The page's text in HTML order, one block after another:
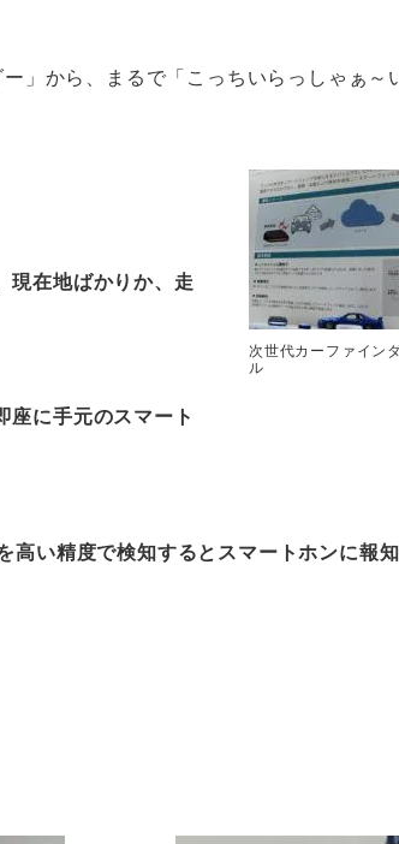
」から、まるで「こっちいらっしゃぁ～
次世代カーファイン
ル
現在地ばかりか、走
座に手元のスマート
高い精度で検知するとスマートホンに報